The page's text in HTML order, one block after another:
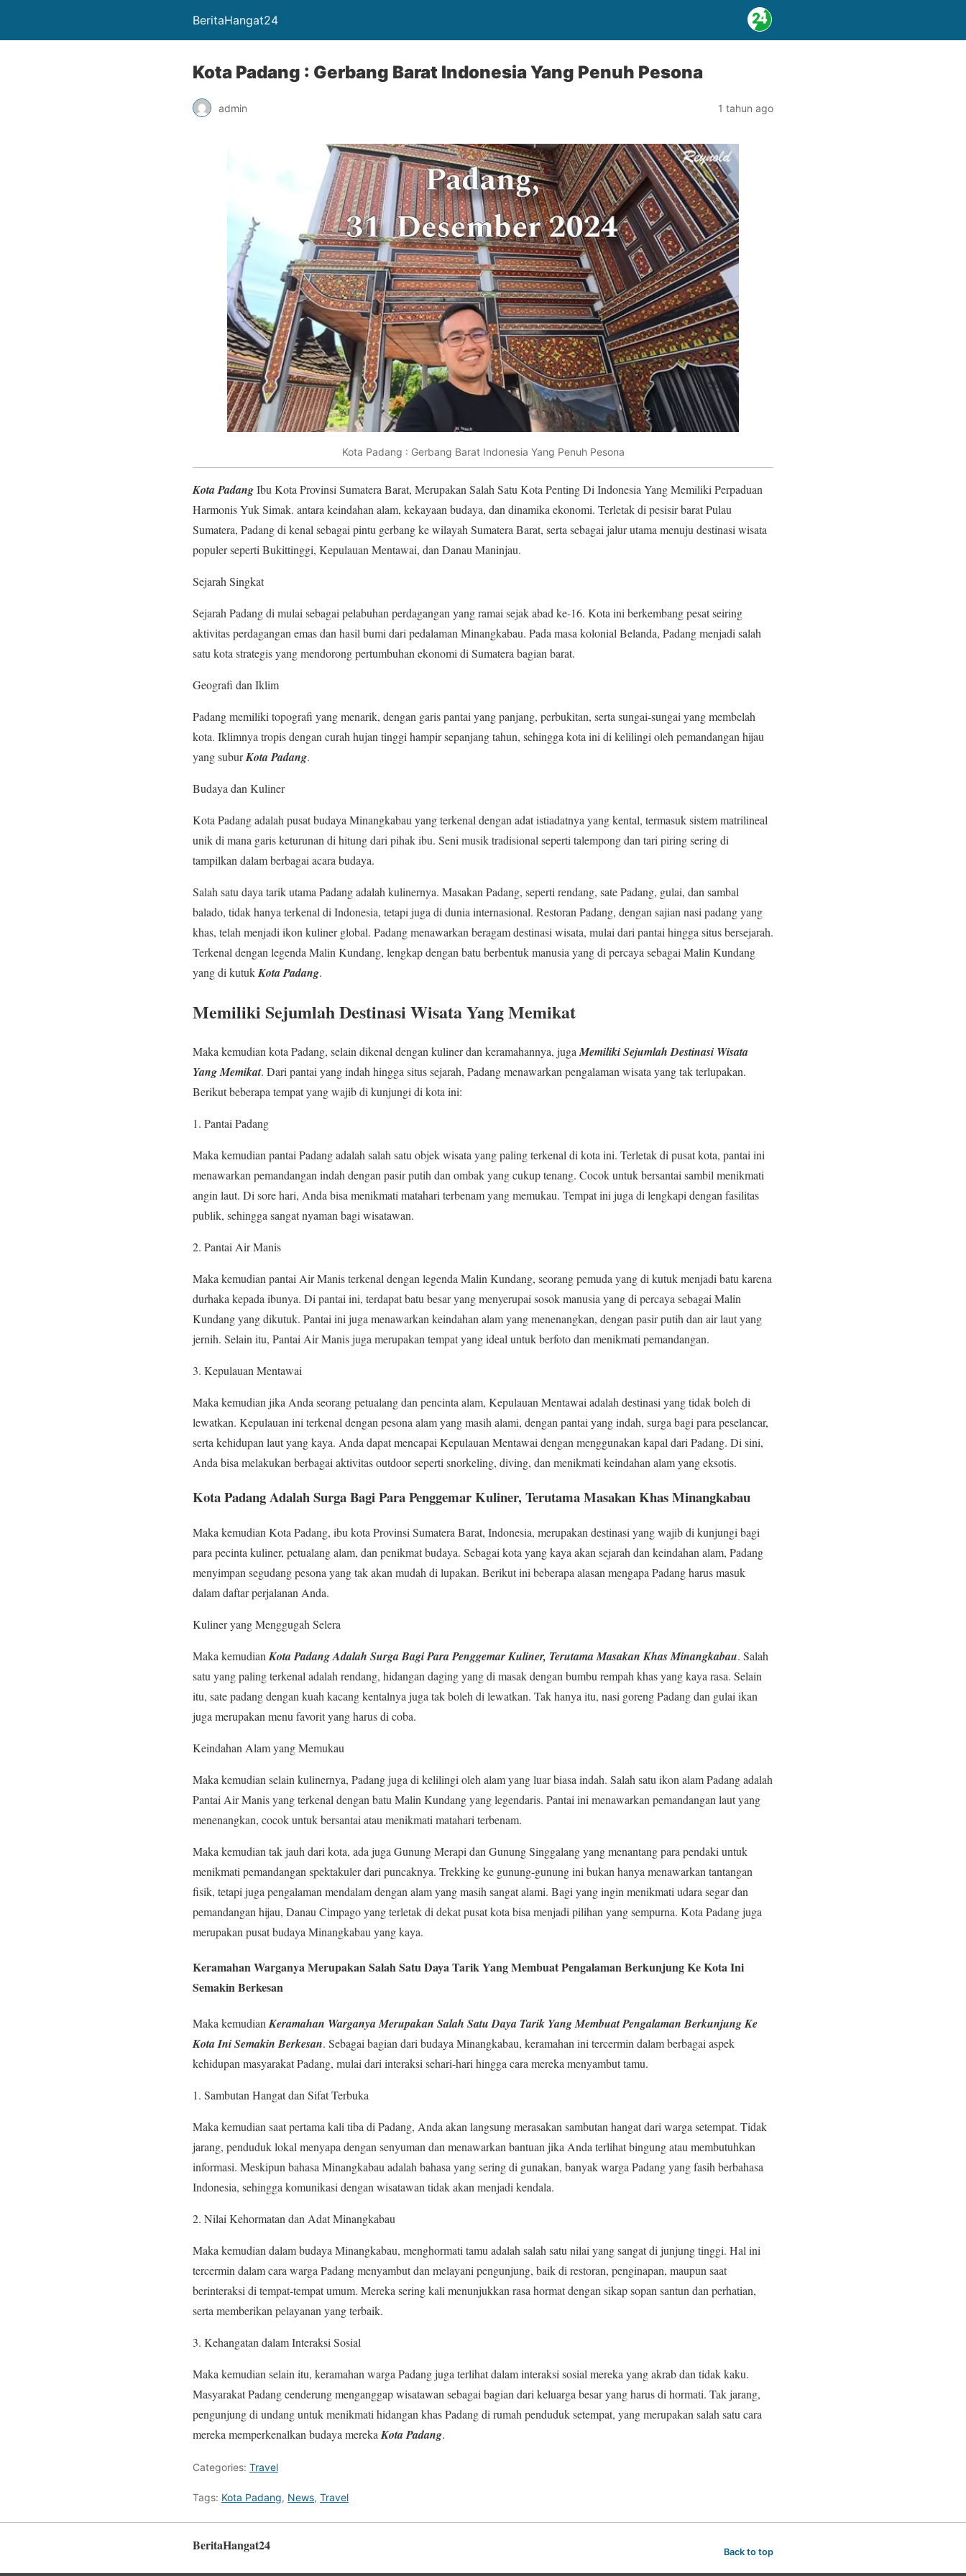
BeritaHangat24
Kota Padang : Gerbang Barat Indonesia Yang Penuh Pesona
admin 1 tahun ago
Kota Padang : Gerbang Barat Indonesia Yang Penuh Pesona
Kota PadangIbu Kota Provinsi Sumatera Barat, Merupakan Salah Satu Kota Penting Di Indonesia Yang Memiliki Perpaduan
Harmonis Yuk Simak. antara keindahan alam, kekayaan budaya, dan dinamika ekonomi. Terletak di pesisir barat Pulau
Sumatera, Padang di kenal sebagai pintu gerbang ke wilayah Sumatera Barat, serta sebagai jalur utama menuju destinasi wisata
populer seperti Bukittinggi, Kepulauan Mentawai, dan Danau Maninjau.
Sejarah Singkat
Sejarah Padang di mulai sebagai pelabuhan perdagangan yang ramai sejak abad ke-16. Kota ini berkembang pesat seiring
aktivitas perdagangan emas dan hasil bumi dari pedalaman Minangkabau. Pada masa kolonial Belanda, Padang menjadi salah
satu kota strategis yang mendorong pertumbuhan ekonomi di Sumatera bagian barat.
Geografi dan Iklim
Padang memiliki topografi yang menarik, dengan garis pantai yang panjang, perbukitan, serta sungai-sungai yang membelah
kota. Iklimnya tropis dengan curah hujan tinggi hampir sepanjang tahun, sehingga kota ini di kelilingi oleh pemandangan hijau
yang suburKota Padang.
Budaya dan Kuliner
Kota Padang adalah pusat budaya Minangkabau yang terkenal dengan adat istiadatnya yang kental, termasuk sistem matrilineal
unik di mana garis keturunan di hitung dari pihak ibu. Seni musik tradisional seperti talempong dan tari piring sering di
tampilkan dalam berbagai acara budaya.
Salah satu daya tarik utama Padang adalah kulinernya. Masakan Padang, seperti rendang, sate Padang, gulai, dan sambal
balado, tidak hanya terkenal di Indonesia, tetapi juga di dunia internasional. Restoran Padang, dengan sajian nasi padang yang
khas, telah menjadi ikon kuliner global. Padang menawarkan beragam destinasi wisata, mulai dari pantai hingga situs bersejarah.
Terkenal dengan legenda Malin Kundang, lengkap dengan batu berbentuk manusia yang di percaya sebagai Malin Kundang
yang di kutukKota Padang.
Memiliki Sejumlah Destinasi Wisata Yang Memikat
Maka kemudian kota Padang, selain dikenal dengan kuliner dan keramahannya, juga Memiliki Sejumlah Destinasi Wisata
Yang Memikat. Dari pantai yang indah hingga situs sejarah, Padang menawarkan pengalaman wisata yang tak terlupakan.
Berikut beberapa tempat yang wajib di kunjungi di kota ini:
Pantai Padang
Maka kemudian pantai Padang adalah salah satu objek wisata yang paling terkenal di kota ini. Terletak di pusat kota, pantai ini
menawarkan pemandangan indah dengan pasir putih dan ombak yang cukup tenang. Cocok untuk bersantai sambil menikmati
angin laut. Di sore hari, Anda bisa menikmati matahari terbenam yang memukau. Tempat ini juga di lengkapi dengan fasilitas
publik, sehingga sangat nyaman bagi wisatawan.
Pantai Air Manis
Maka kemudian pantai Air Manis terkenal dengan legenda Malin Kundang, seorang pemuda yang di kutuk menjadi batu karena
durhaka kepada ibunya. Di pantai ini, terdapat batu besar yang menyerupai sosok manusia yang di percaya sebagai Malin
Kundang yang dikutuk. Pantai ini juga menawarkan keindahan alam yang menenangkan, dengan pasir putih dan air laut yang
jernih. Selain itu, Pantai Air Manis juga merupakan tempat yang ideal untuk berfoto dan menikmati pemandangan.
Kepulauan Mentawai
Maka kemudian jika Anda seorang petualang dan pencinta alam, Kepulauan Mentawai adalah destinasi yang tidak boleh di
lewatkan. Kepulauan ini terkenal dengan pesona alam yang masih alami, dengan pantai yang indah, surga bagi para peselancar,
serta kehidupan laut yang kaya. Anda dapat mencapai Kepulauan Mentawai dengan menggunakan kapal dari Padang. Di sini,
Anda bisa melakukan berbagai aktivitas outdoor seperti snorkeling, diving, dan menikmati keindahan alam yang eksotis.
Kota Padang Adalah Surga Bagi Para Penggemar Kuliner, Terutama Masakan Khas Minangkabau
Maka kemudian Kota Padang, ibu kota Provinsi Sumatera Barat, Indonesia, merupakan destinasi yang wajib di kunjungi bagi
para pecinta kuliner, petualang alam, dan penikmat budaya. Sebagai kota yang kaya akan sejarah dan keindahan alam, Padang
menyimpan segudang pesona yang tak akan mudah di lupakan. Berikut ini beberapa alasan mengapa Padang harus masuk
dalam daftar perjalanan Anda.
Kuliner yang Menggugah Selera
Maka kemudianKota Padang Adalah Surga Bagi Para Penggemar Kuliner, Terutama Masakan Khas Minangkabau. Salah
satu yang paling terkenal adalah rendang, hidangan daging yang di masak dengan bumbu rempah khas yang kaya rasa. Selain
itu, sate padang dengan kuah kacang kentalnya juga tak boleh di lewatkan. Tak hanya itu, nasi goreng Padang dan gulai ikan
juga merupakan menu favorit yang harus di coba.
Keindahan Alam yang Memukau
Maka kemudian selain kulinernya, Padang juga di kelilingi oleh alam yang luar biasa indah. Salah satu ikon alam Padang adalah
Pantai Air Manis yang terkenal dengan batu Malin Kundang yang legendaris. Pantai ini menawarkan pemandangan laut yang
menenangkan, cocok untuk bersantai atau menikmati matahari terbenam.
Maka kemudian tak jauh dari kota, ada juga Gunung Merapi dan Gunung Singgalang yang menantang para pendaki untuk
menikmati pemandangan spektakuler dari puncaknya. Trekking ke gunung-gunung ini bukan hanya menawarkan tantangan
fisik, tetapi juga pengalaman mendalam dengan alam yang masih sangat alami. Bagi yang ingin menikmati udara segar dan
pemandangan hijau, Danau Cimpago yang terletak di dekat pusat kota bisa menjadi pilihan yang sempurna. Kota Padang juga
merupakan pusat budaya Minangkabau yang kaya.
Keramahan Warganya Merupakan Salah Satu Daya Tarik Yang Membuat Pengalaman Berkunjung Ke Kota Ini
Semakin Berkesan
Maka kemudianKeramahan Warganya Merupakan Salah Satu Daya Tarik Yang Membuat Pengalaman Berkunjung Ke
Kota Ini Semakin Berkesan. Sebagai bagian dari budaya Minangkabau, keramahan ini tercermin dalam berbagai aspek
kehidupan masyarakat Padang, mulai dari interaksi sehari-hari hingga cara mereka menyambut tamu.
Sambutan Hangat dan Sifat Terbuka
Maka kemudian saat pertama kali tiba di Padang, Anda akan langsung merasakan sambutan hangat dari warga setempat. Tidak
jarang, penduduk lokal menyapa dengan senyuman dan menawarkan bantuan jika Anda terlihat bingung atau membutuhkan
informasi. Meskipun bahasa Minangkabau adalah bahasa yang sering di gunakan, banyak warga Padang yang fasih berbahasa
Indonesia, sehingga komunikasi dengan wisatawan tidak akan menjadi kendala.
Nilai Kehormatan dan Adat Minangkabau
Maka kemudian dalam budaya Minangkabau, menghormati tamu adalah salah satu nilai yang sangat di junjung tinggi. Hal ini
tercermin dalam cara warga Padang menyambut dan melayani pengunjung, baik di restoran, penginapan, maupun saat
berinteraksi di tempat-tempat umum. Mereka sering kali menunjukkan rasa hormat dengan sikap sopan santun dan perhatian,
serta memberikan pelayanan yang terbaik.
Kehangatan dalam Interaksi Sosial
Maka kemudian selain itu, keramahan warga Padang juga terlihat dalam interaksi sosial mereka yang akrab dan tidak kaku.
Masyarakat Padang cenderung menganggap wisatawan sebagai bagian dari keluarga besar yang harus di hormati. Tak jarang,
pengunjung di undang untuk menikmati hidangan khas Padang di rumah penduduk setempat, yang merupakan salah satu cara
mereka memperkenalkan budaya mereka Kota Padang.
Categories: Travel
Tags: Kota Padang, News, Travel
BeritaHangat24 Back to top